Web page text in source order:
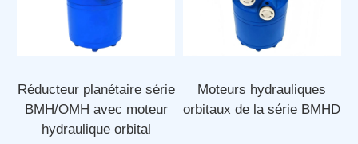
Réducteur planétaire série
BMH/OMH avec moteur
hydraulique orbital
Moteurs hydrauliques
orbitaux de la série BMHD